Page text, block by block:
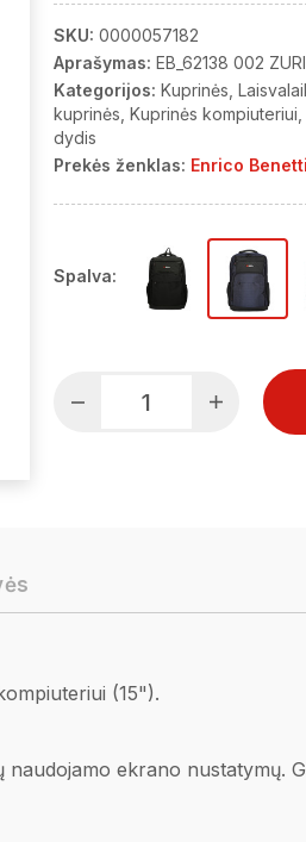
SKU: 0000057182
Aprašymas: EB_62138 002
Kategorijos: Kuprinės
kuprinės Kuprinės kompiuteriui
dydis
Prekės ženklas: Enrico Benetti
Spalva:
(15").
ekrano nustatymų.